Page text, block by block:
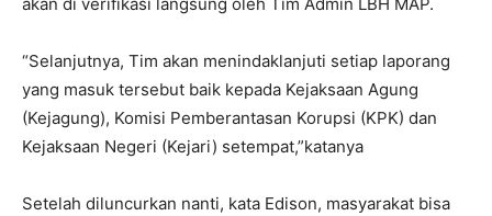
“Selanjutnya, Tim akan menindaklanjuti setiap laporang
yang masuk tersebut baik kepada Kejaksaan Agung
(Kejagung), Komisi Pemberantasan Korupsi (KPK) dan
Kejaksaan Negeri (Kejari) setempat,”katanya
Setelah diluncurkan nanti, kata Edison, masyarakat bisa